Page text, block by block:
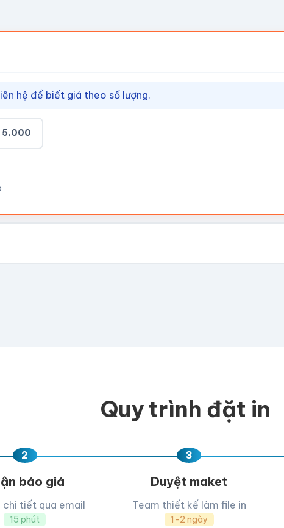
hệ để biết giá theo số lượng.
5,000
Quy trình đặt in
2
báo giá
chi tiết qua email
15 phút
3
Duyệt maket
Team thiết kế làm file in
1-2 ngày